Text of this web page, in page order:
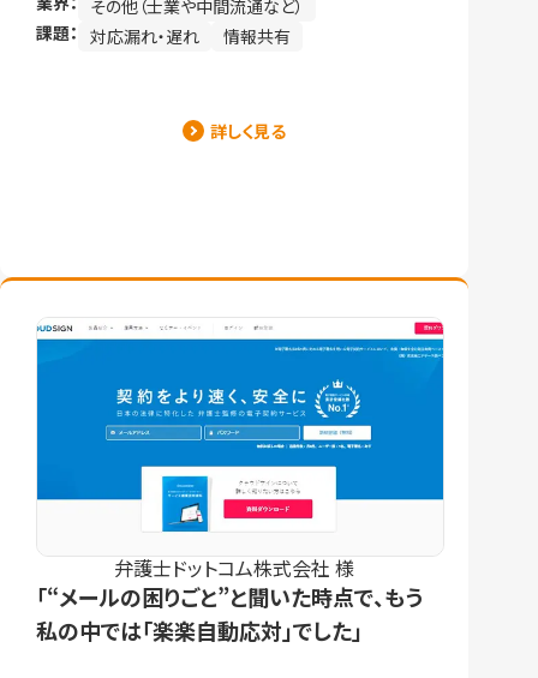
その他（士業や中間流通など）
課題： 対応漏れ・遅れ 情報共有
詳しく見る
弁護士ドットコム株式会社 様
「“メールの困りごと”と聞いた時点で、もう
私の中では「楽楽自動応対」でした」